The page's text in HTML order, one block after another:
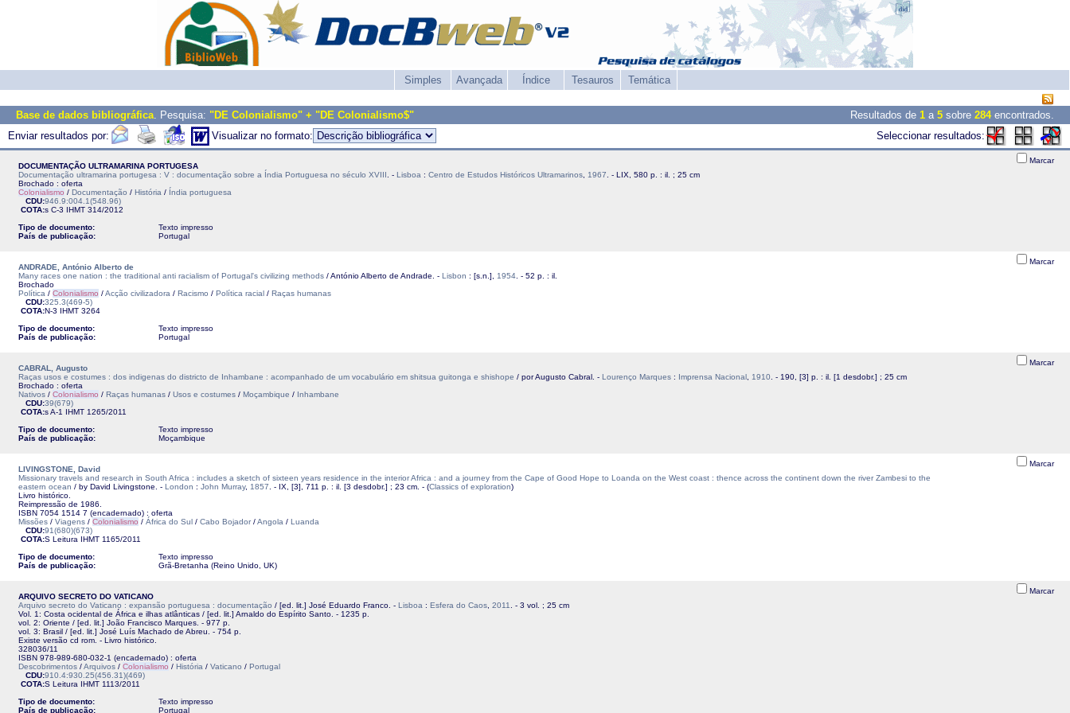
Simples Avançada Índice Tesauros Temática
Base de dados bibliográfica. Pesquisa: "DE Colonialismo" + "DE Colonialismo$" Resultados de 1 a 5 sobre 284encontrados.
Enviar resultados por:
Visualizar no formato: Seleccionar resultados:
DOCUMENTAÇÃO ULTRAMARINA PORTUGESA
Documentação ultramarina portugesa : V : documentação sobre a Índia Portuguesa no século XVIII . - Lisboa : Centro de Estudos Históricos Ultramarinos 1967 . - LIX, 580 p. : il. ; 25 cm
Brochado : oferta
Colonialismo / Documentação / História / Índia portuguesa
CDU:946.9:004.1(548.96)
COTA:s C-3 IHMT 314/2012
Tipo de documento:
Texto impresso
País de publicação:
Portugal
Marcar
ANDRADE, António Alberto de
Many races one nation : the traditional anti racialism of Portugal's civilizing methods / António Alberto de Andrade. - Lisbon : [s.n.], 1954 . - 52 p. : il.
Brochado
Política / Colonialismo /Acção civilizadora / Racismo / Política racial / Raças humanas
CDU:325.3(469-5)
COTA:N-3 IHMT 3264
Tipo de documento:
Texto impresso
País de publicação:
Portugal
Marcar
CABRAL, Augusto
Raças usos e costumes : dos indigenas do districto de Inhambane : acompanhado de um vocabulário em shitsua guitonga e shishope / por Augusto Cabral. - Lourenço Marques : Imprensa Nacional 1910 . - 190, [3] p. : il. [1 desdobr.] ; 25 cm
Brochado : oferta
Nativos / Colonialismo / Raças humanas / Usos e costumes / Moçambique / Inhambane
CDU:39(679)
COTA:s A-1 IHMT 1265/2011
Tipo de documento:
Texto impresso
País de publicação:
Moçambique
Marcar
LIVINGSTONE, David
Missionary travels and research in South Africa : includes a sketch of sixteen years residence in the interior Africa : and a journey from the Cape of Good Hope to Loanda on the West coast : thence across the continent down the river Zambesi to the
eastern ocean / by David Livingstone. - London : John Murray, 1857 . - IX, [3], 711 p. : il. [3 desdobr.] ; 23 cm. - (Classics of exploration)
Livro histórico.
Reimpressão de 1986.
ISBN 7054 1514 7 (encadernado) : oferta
Missões / Viagens / Colonialismo / África do Sul / Cabo Bojador/Angola / Luanda
CDU:91(680)(673)
COTA:S Leitura IHMT 1165/2011
Tipo de documento:
Texto impresso
País de publicação:
Grã-Bretanha (Reino Unido, UK)
Marcar
ARQUIVO SECRETO DO VATICANO
Arquivo secreto do Vaticano : expansão portuguesa : documentação / [ed. lit.] José Eduardo Franco. - Lisboa : Esfera do Caos 2011
. - 3 vol. ; 25 cm
Vol. 1: Costa ocidental de África e ilhas atlânticas / [ed. lit.] Arnaldo do Espírito Santo. - 1235 p.
vol. 2: Oriente / [ed. lit.] João Francisco Marques. - 977 p.
vol. 3: Brasil / [ed. lit.] José Luís Machado de Abreu. - 754 p.
Existe versão cd rom. - Livro histórico.
328036/11
ISBN 978-989-680-032-1 (encadernado) : oferta
Descobrimentos /Arquivos / Colonialismo / História / Vaticano / Portugal
CDU:910.4:930.25(456.31)(469)
COTA:S Leitura IHMT 1113/2011
Tipo de documento:
Texto impresso
País de publicação:
Portugal
Marcar